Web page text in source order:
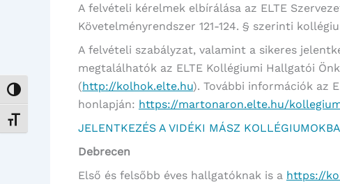
Nagy kontraszt váltása
Betűméret váltása
A felvételi kérelmek elbírálása az ELTE
Követelményrendszer 121-124. § szerinti
A felvételi szabályzat, valamint a sikeres
megtalálhatók az ELTE Kollégiumi Hallgatói
(http://kolhok.elte.hu). További információk az
honlapján: https://martonaron.elte.hu/
JELENTKEZÉS A VIDÉKI MÁSZ KOLLÉGIUMOKBA
Debrecen
Első és felsőbb éves hallgatóknak is a https://